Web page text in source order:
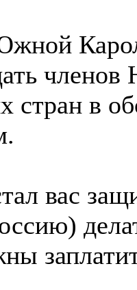
стран в
вас